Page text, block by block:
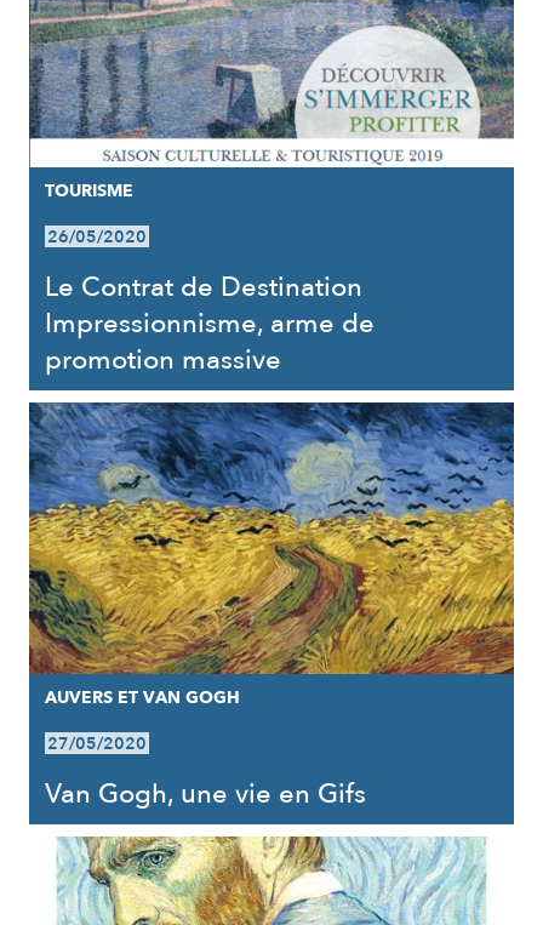
TOURISME
26/05/2020
Le Contrat de Destination
Impressionnisme, arme de
promotion massive
AUVERS ET VAN GOGH
27/05/2020
Van Gogh, une vie en Gifs